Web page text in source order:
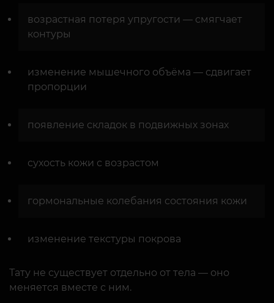
возрастная потеря упругости — смягчает
контуры
изменение мышечного объёма — сдвигает
пропорции
появление складок в подвижных зонах
сухость кожи с возрастом
гормональные колебания состояния кожи
изменение текстуры покрова
Тату не существует отдельно от тела — оно
меняется вместе с ним.